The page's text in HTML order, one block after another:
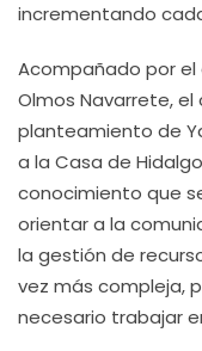
incrementando
Acompañado por el
Olmos Navarrete,
planteamiento de
a la Casa de
conocimiento que
orientar a la
la gestión de
vez más compleja,
necesario trabajar